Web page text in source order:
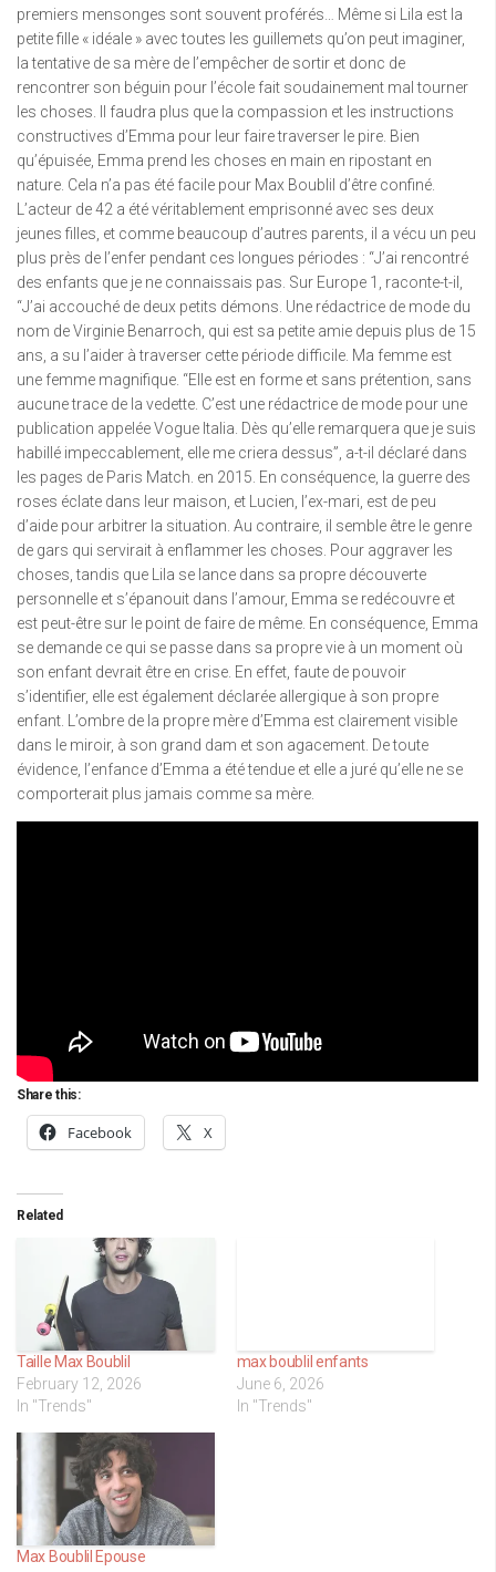
premiers mensonges sont souvent proférés… Même si Lila est la
petite fille « idéale » avec toutes les guillemets qu’on peut imaginer,
la tentative de sa mère de l’empêcher de sortir et donc de
rencontrer son béguin pour l’école fait soudainement mal tourner
les choses. Il faudra plus que la compassion et les instructions
constructives d’Emma pour leur faire traverser le pire. Bien
qu’épuisée, Emma prend les choses en main en ripostant en
nature. Cela n’a pas été facile pour Max Boublil d’être confiné.
L’acteur de 42 a été véritablement emprisonné avec ses deux
jeunes filles, et comme beaucoup d’autres parents, il a vécu un peu
plus près de l’enfer pendant ces longues périodes : “J’ai rencontré
des enfants que je ne connaissais pas. Sur Europe 1, raconte-t-il,
“J’ai accouché de deux petits démons. Une rédactrice de mode du
nom de Virginie Benarroch, qui est sa petite amie depuis plus de 15
ans, a su l’aider à traverser cette période difficile. Ma femme est
une femme magnifique. “Elle est en forme et sans prétention, sans
aucune trace de la vedette. C’est une rédactrice de mode pour une
publication appelée Vogue Italia. Dès qu’elle remarquera que je suis
habillé impeccablement, elle me criera dessus”, a-t-il déclaré dans
les pages de Paris Match. en 2015. En conséquence, la guerre des
roses éclate dans leur maison, et Lucien, l’ex-mari, est de peu
d’aide pour arbitrer la situation. Au contraire, il semble être le genre
de gars qui servirait à enflammer les choses. Pour aggraver les
choses, tandis que Lila se lance dans sa propre découverte
personnelle et s’épanouit dans l’amour, Emma se redécouvre et
est peut-être sur le point de faire de même. En conséquence, Emma
se demande ce qui se passe dans sa propre vie à un moment où
son enfant devrait être en crise. En effet, faute de pouvoir
s’identifier, elle est également déclarée allergique à son propre
enfant. L’ombre de la propre mère d’Emma est clairement visible
dans le miroir, à son grand dam et son agacement. De toute
évidence, l’enfance d’Emma a été tendue et elle a juré qu’elle ne se
comporterait plus jamais comme sa mère.
Share this:
Facebook X
Related
Taille Max Boublil
February 12, 2026
In "Trends"
Max Boublil Epouse